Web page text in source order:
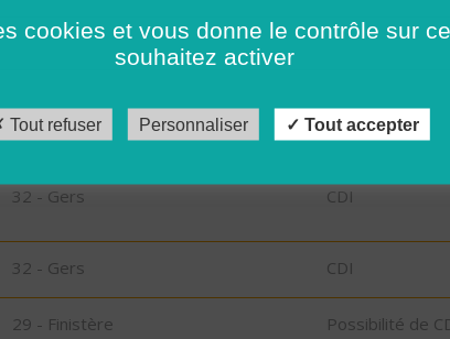
32 - Gers CDI
32 - Gers CDI
32 - Gers CDI
29 - Finistère
Possibilité de
cookies et vous donne le contrôle sur
souhaitez activer
Tout refuser Personnaliser Tout accepter